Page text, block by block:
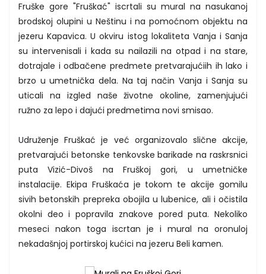
Fruške gore "Fruškać" iscrtali su mural na nasukanoj
brodskoj olupini u Neštinu i na pomoćnom objektu na
jezeru Kapavica. U okviru istog lokaliteta Vanja i Sanja
su intervenisali i kada su nailazili na otpad i na stare,
dotrajale i odbačene predmete pretvarajućiih ih lako i
brzo u umetnička dela. Na taj način Vanja i Sanja su
uticali na izgled naše životne okoline, zamenjujući
ružno za lepo i dajući predmetima novi smisao.
Udruženje Fruškać je već organizovalo slične akcije,
pretvarajući betonske tenkovske barikade na raskrsnici
puta Vizić-Divoš na Fruškoj gori, u umetničke
instalacije. Ekipa Fruškaća je tokom te akcije gomilu
sivih betonskih prepreka obojila u lubenice, ali i očistila
okolni deo i popravila znakove pored puta. Nekoliko
meseci nakon toga iscrtan je i mural na oronuloj
nekadašnjoj portirskoj kućici na jezeru Beli kamen.